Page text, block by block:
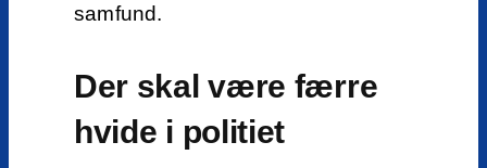
samfund.
Der skal være færre
hvide i politiet